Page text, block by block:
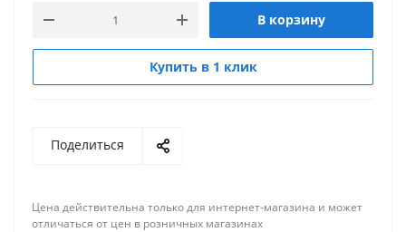
В корзину
Купить в 1 клик
Поделиться
Цена действительна только для интернет-магазина и может
отличаться от цен в розничных магазинах